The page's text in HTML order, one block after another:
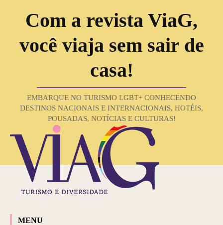
Com a revista ViaG,
você viaja sem sair de
casa!
EMBARQUE NO TURISMO LGBT+ CONHECENDO
DESTINOS NACIONAIS E INTERNACIONAIS, HOTÉIS,
POUSADAS, NOTÍCIAS E CULTURAS!
MENU